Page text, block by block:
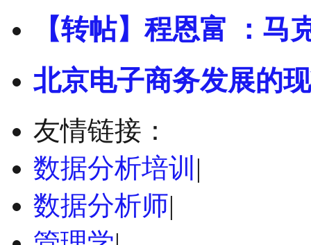
【转帖】程恩富 ：马
北京电子商务发展的
友情链接：
数据分析培训 |
数据分析师|